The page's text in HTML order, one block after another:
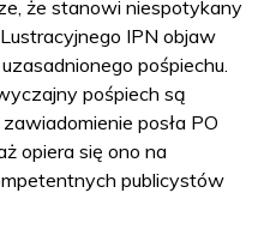
że stanowi niespotykany
IPN objaw
pośpiechu.
pośpiech są
posła PO
opiera się ono na
publicystów